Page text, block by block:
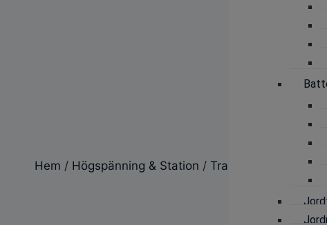
Hem / Högspänning & Station / Transformatortestning